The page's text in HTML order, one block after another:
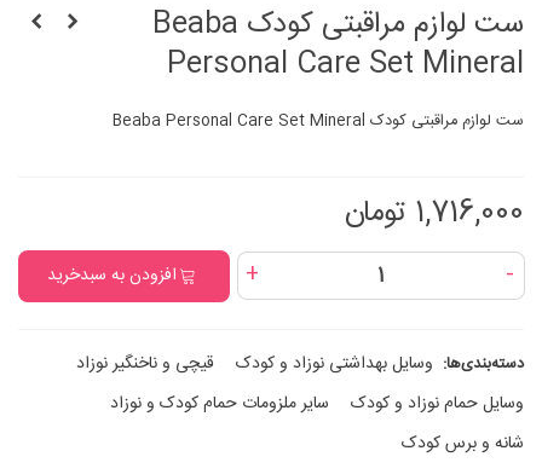
ست لوازم مراقبتی کودک Beaba
Personal Care Set Mineral
ست لوازم مراقبتی کودک Beaba Personal Care Set Mineral
1,716,000 تومان
-
+ افزودن به سبدخرید
دسته‌بندی‌ها: وسایل بهداشتی نوزاد و کودک
قیچی و ناخنگیر نوزاد
وسایل حمام نوزاد و کودک
سایر ملزومات حمام کودک و نوزاد
شانه و برس کودک